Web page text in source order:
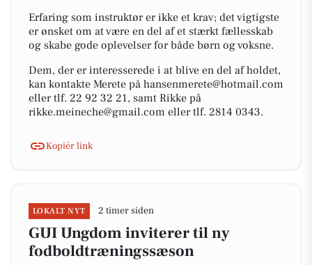
Erfaring som instruktør er ikke et krav; det vigtigste
er ønsket om at være en del af et stærkt fællesskab
og skabe gode oplevelser for både børn og voksne.
Dem, der er interesserede i at blive en del af holdet,
kan kontakte Merete på hansenmerete@hotmail.com
eller tlf. 22 92 32 21, samt Rikke på
rikke.meineche@gmail.com eller tlf. 2814 0343.
Kopiér link
LOKALT NYT 2 timer siden
GUI Ungdom inviterer til ny
fodboldtræningssæson